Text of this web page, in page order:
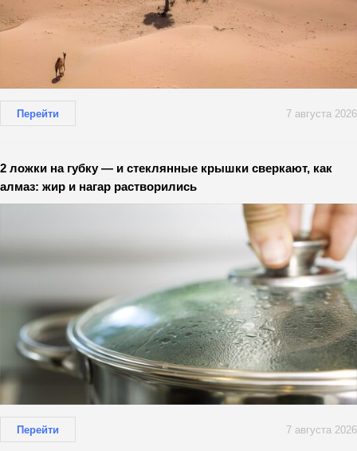
Перейти 7 августа 2026
2 ложки на губку — и стеклянные крышки сверкают, как
алмаз: жир и нагар растворились
Перейти 7 августа 2026